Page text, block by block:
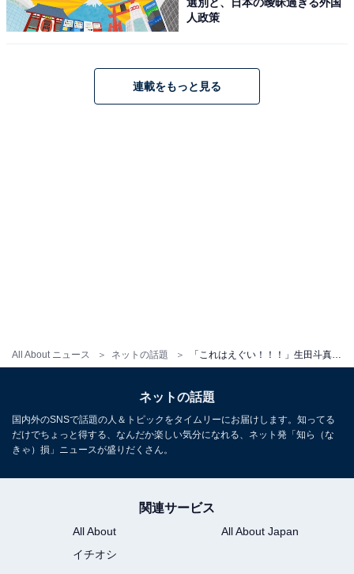
All About ニュース ネットの話題
人政策
連載をもっと見る
ネットの話題
国内外のSNSで話題の人＆トピックをタイムリーにお届けします。知ってる
だけでちょっと得する、なんだか楽しい気分になれる、ネット発「知ら（な
きゃ）損」ニュースが盛りだくさん。
関連サービス
All About
All About Japan
イチオシ